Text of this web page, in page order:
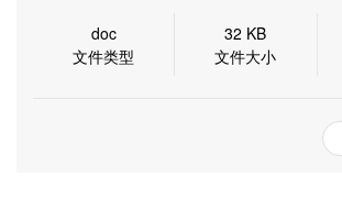
doc
文件类型
32 KB
文件大小